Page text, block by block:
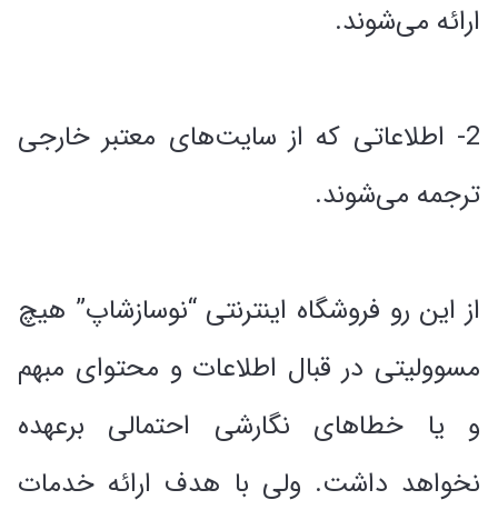
ارائه می‌شوند.
2- اطلاعاتی که از سایت‌های معتبر خارجی
ترجمه می‌شوند.
از این رو فروشگاه اینترنتی “نوسازشاپ” هیچ
مسوولیتی در قبال اطلاعات و محتوای مبهم
و یا خطاهای نگارشی احتمالی برعهده
نخواهد داشت. ولی با هدف ارائه خدمات